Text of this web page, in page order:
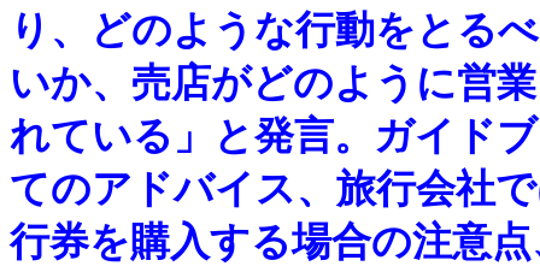
り、どのような行動をとる
いか、売店がどのように営
れている」と発言。ガイド
てのアドバイス、旅行会社
行券を購入する場合の注意